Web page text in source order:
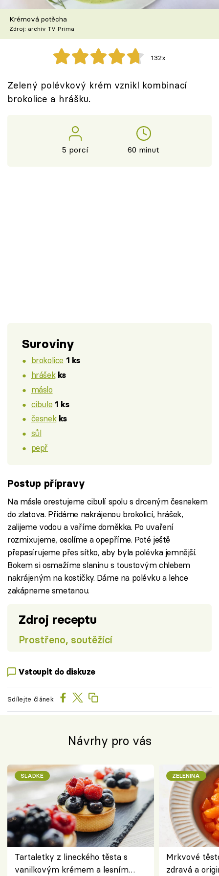
Škola vaření
Recepty z TV
Speciál: Cuketa
Těhotnej kuchař
Sledujte prima+
Krémová potěcha
Zdroj: archiv TV Prima
132x
Zelený polévkový krém vznikl kombinací
brokolice a hrášku.
5 porcí 60 minut
Suroviny
brokolice 1 ks
hrášek ks
máslo
cibule 1 ks
česnek ks
sůl
pepř
Postup přípravy
Na másle orestujeme cibulí spolu s drceným česnekem
do zlatova. Přidáme nakrájenou brokolicí, hrášek,
zalijeme vodou a vaříme doměkka. Po uvaření
rozmixujeme, osolíme a opepříme. Poté ještě
přepasírujeme přes sítko, aby byla polévka jemnější.
Bokem si osmažíme slaninu s toustovým chlebem
nakrájeným na kostičky. Dáme na polévku a lehce
zakápneme smetanou.
Zdroj receptu
Prostřeno, soutěžící
Vstoupit do diskuze
Sdílejte článek
Návrhy pro vás
SLADKÉ
Tartaletky z lineckého těsta s
vanilkovým krémem a lesním
ZELENINA
Mrkvové
zdravá a